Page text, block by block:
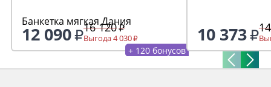
Банкетка мягкая Дания
12 090 16 120
Выгода 4 030
+ 120 бонусов
10 373